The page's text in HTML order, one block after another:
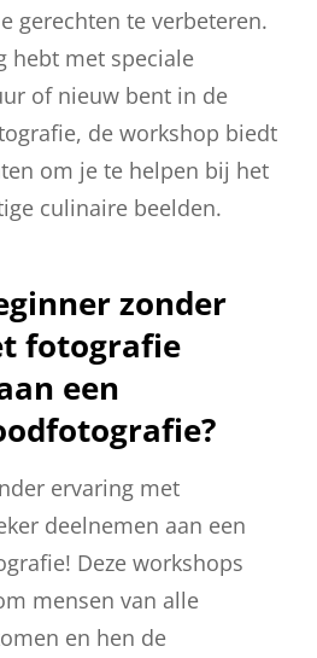
gerechten te verbeteren.
hebt met speciale
of nieuw bent in de
de workshop biedt
om je te helpen bij het
culinaire beelden.
zonder
fotografie
een
ervaring met
deelnemen aan een
Deze workshops
mensen van alle
en hen de